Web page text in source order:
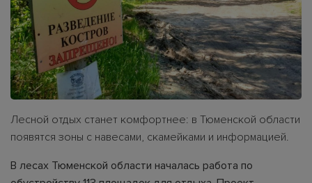
Лесной отдых станет комфортнее: в Тюменской области
появятся зоны с навесами, скамейками и информацией.
В лесах Тюменской области началась работа по